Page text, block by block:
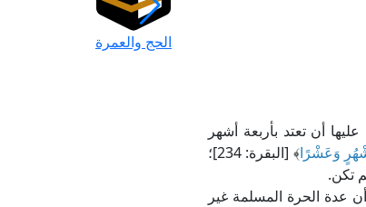
أن تعتد بأربعة أشهر
وَعَشْرًا
﴾ [البقرة: 234]؛
تكن.
العلم على أن عدة الحرة المسلمة غير
الحج والعمرة